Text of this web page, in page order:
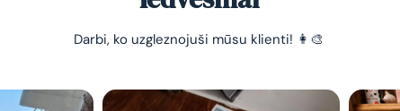
Darbi, ko uzgleznojuši mūsu klienti! 👩‍🎨
-10%
Vienkāršs veids, kā